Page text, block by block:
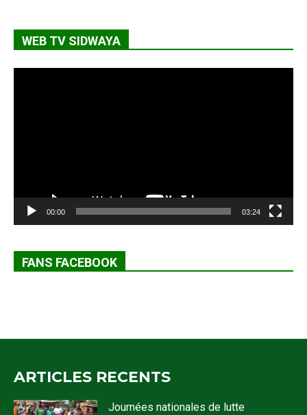
WEB TV SIDWAYA
00:00 03:24
FANS FACEBOOK
ARTICLES RECENTS
Journées nationales de lutte